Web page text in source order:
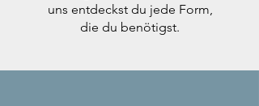
uns entdeckst du jede Form,
die du benötigst.